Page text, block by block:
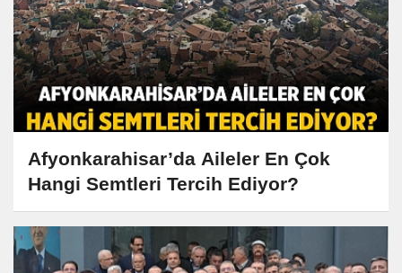
Afyonkarahisar’da Aileler En Çok
Hangi Semtleri Tercih Ediyor?